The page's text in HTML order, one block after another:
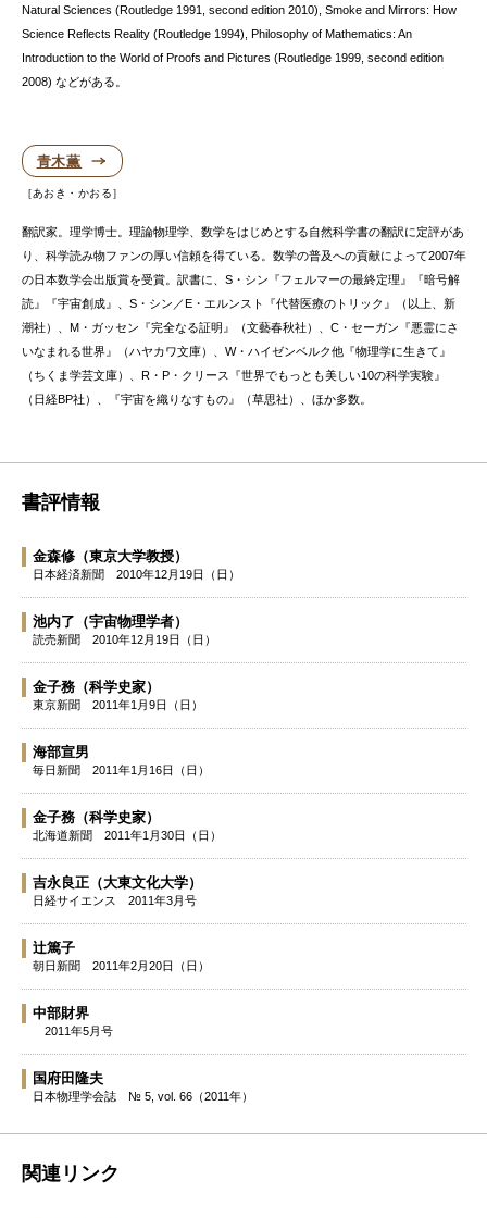
Natural Sciences (Routledge 1991, second edition 2010), Smoke and Mirrors: How
Science Reflects Reality (Routledge 1994), Philosophy of Mathematics: An
Introduction to the World of Proofs and Pictures (Routledge 1999, second edition
2008) などがある。
青木薫
あおき・かおる
翻訳家。理学博士。理論物理学、数学をはじめとする自然科学書の翻訳に定評があ
り、科学読み物ファンの厚い信頼を得ている。数学の普及への貢献によって2007年
の日本数学会出版賞を受賞。訳書に、S・シン『フェルマーの最終定理』『暗号解
読』『宇宙創成』、S・シン／E・エルンスト『代替医療のトリック』（以上、新
潮社）、M・ガッセン『完全なる証明』（文藝春秋社）、C・セーガン『悪霊にさ
いなまれる世界』（ハヤカワ文庫）、W・ハイゼンベルク他『物理学に生きて』
（ちくま学芸文庫）、R・P・クリース『世界でもっとも美しい10の科学実験』
（日経BP社）、『宇宙を織りなすもの』（草思社）、ほか多数。
書評情報
金森修（東京大学教授）
日本経済新聞 2010年12月19日（日）
池内了 （宇宙物理学者）
読売新聞 2010年12月19日（日）
金子務（科学史家）
東京新聞 2011年1月9日（日）
海部宣男
毎日新聞 2011年1月16日（日）
金子務（科学史家）
北海道新聞 2011年1月30日（日）
吉永良正（大東文化大学）
日経サイエンス 2011年3月号
辻篤子
朝日新聞 2011年2月20日（日）
中部財界
2011年5月号
国府田隆夫
日本物理学会誌 № 5, vol. 66（2011年）
関連リンク